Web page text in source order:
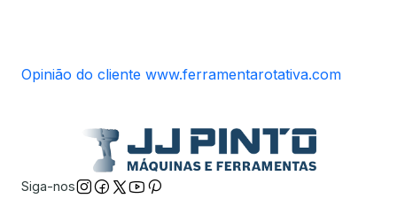
Opinião do cliente www.ferramentarotativa.com
Siga-nos